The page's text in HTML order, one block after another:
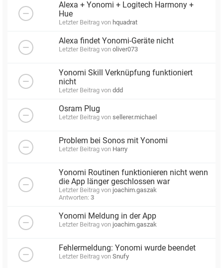
Alexa + Yonomi + Logitech Harmony +
Hue
Letzter Beitrag von hquadrat
Alexa findet Yonomi-Geräte nicht
Letzter Beitrag von oliver073
Yonomi Skill Verknüpfung funktioniert
nicht
Letzter Beitrag von ddd
Osram Plug
Letzter Beitrag von sellerer.michael
Problem bei Sonos mit Yonomi
Letzter Beitrag von Harry
Yonomi Routinen funktionieren nicht wenn
die App länger geschlossen war
Letzter Beitrag von joachim.gaszak
Antworten: 3
Yonomi Meldung in der App
Letzter Beitrag von joachim.gaszak
Fehlermeldung: Yonomi wurde beendet
Letzter Beitrag von Snufy